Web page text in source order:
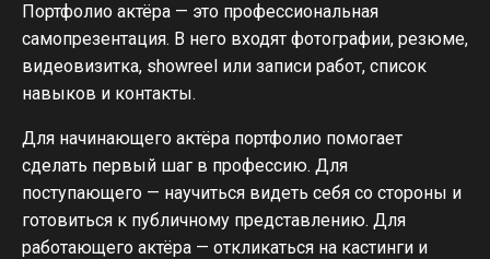
Портфолио актёра — это профессиональная
самопрезентация. В него входят фотографии, резюме,
видеовизитка, showreel или записи работ, список
навыков и контакты.
Для начинающего актёра портфолио помогает
сделать первый шаг в профессию. Для
поступающего — научиться видеть себя со стороны и
готовиться к публичному представлению. Для
работающего актёра — откликаться на кастинги и